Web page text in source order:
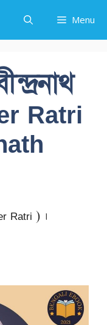
Menu
Ratri
Ratri ) ।